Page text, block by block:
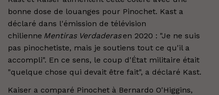
bonne dose de louanges pour Pinochet. Kast a
déclaré dans l'émission de télévision
chilienne Mentiras Verdaderasen 2020 : "Je ne suis
pas pinochetiste, mais je soutiens tout ce qu'il a
accompli". En ce sens, le coup d'État militaire était
"quelque chose qui devait être fait", a déclaré Kast.
Kaiser a comparé Pinochet à Bernardo O'Higgins,